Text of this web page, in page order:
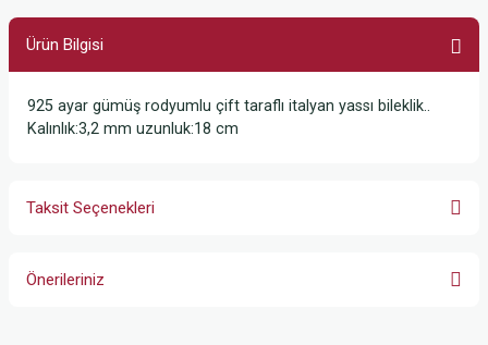
Ürün Bilgisi
925 ayar gümüş rodyumlu çift taraflı italyan yassı bileklik..
Kalınlık:3,2 mm uzunluk:18 cm
Taksit Seçenekleri
Önerileriniz